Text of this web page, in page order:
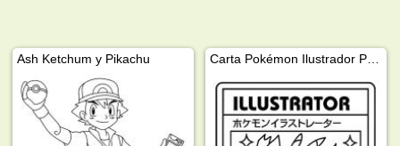
Ash Ketchum y Pikachu